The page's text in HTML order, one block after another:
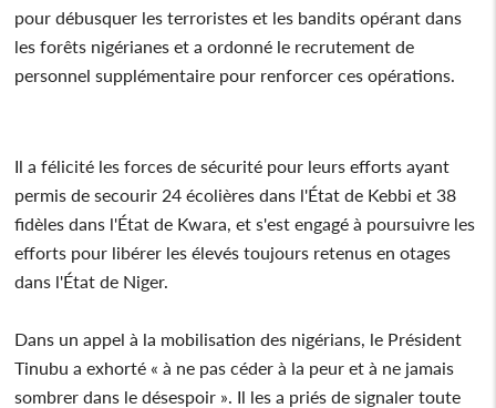
pour débusquer les terroristes et les bandits opérant dans
les forêts nigérianes et a ordonné le recrutement de
personnel supplémentaire pour renforcer ces opérations.
Il a félicité les forces de sécurité pour leurs efforts ayant
permis de secourir 24 écolières dans l'État de Kebbi et 38
fidèles dans l'État de Kwara, et s'est engagé à poursuivre les
efforts pour libérer les élevés toujours retenus en otages
dans l'État de Niger.
Dans un appel à la mobilisation des nigérians, le Président
Tinubu a exhorté « à ne pas céder à la peur et à ne jamais
sombrer dans le désespoir ». Il les a priés de signaler toute